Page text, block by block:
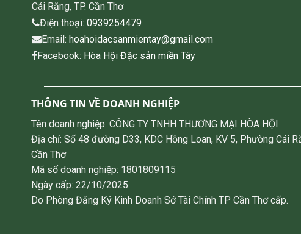
Cái Răng, TP. Cần Thơ
Điện thoại: 0939254479
Email: hoahoidacsanmientay@gmail.com
Facebook: Hòa Hội Đặc sản miền Tây
THÔNG TIN VỀ DOANH NGHIỆP
Tên doanh nghiệp: CÔNG TY TNHH THƯƠNG MẠI HÒA HỘI
Địa chỉ: Số 48 đường D33, KDC Hồng Loan, KV 5, Phường Cái
Cần Thơ
Mã số doanh nghiệp: 1801809115
Ngày cấp: 22/10/2025
Do Phòng Đăng Ký Kinh Doanh Sở Tài Chính TP Cần Thơ cấp.